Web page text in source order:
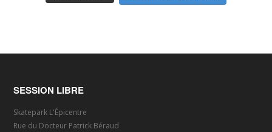
SESSION LIBRE
Skatepark L'Épicentre
Rue du Docteur Patrick Béraud